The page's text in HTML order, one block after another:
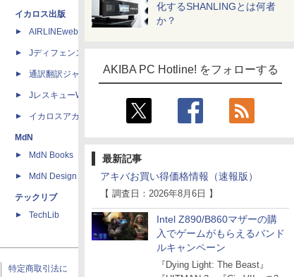
化するSHANLINGとは何者
か？
AKIBA PC Hotline! をフォローする
最新記事
アキバお買い得価格情報（速報版）
【 調査日：2026年8月6日 】
Intel Z890/B860マザーの購
入でゲームがもらえるバンド
ルキャンペーン
『Dying Light: The Beast』
イカロス出版
AIRLINEweb
Jディフェンスニュース
通訳翻訳ジャーナル
JレスキューWeb
イカロスアカデミー
MdN
MdN Books
MdN Design Interactive
テックリブ
TechLib
ICE
impress QuickBooks
パブファンセルフ
カスタム写真集POD fabli
Impress Group Publication Informa
tion
特定商取引法に